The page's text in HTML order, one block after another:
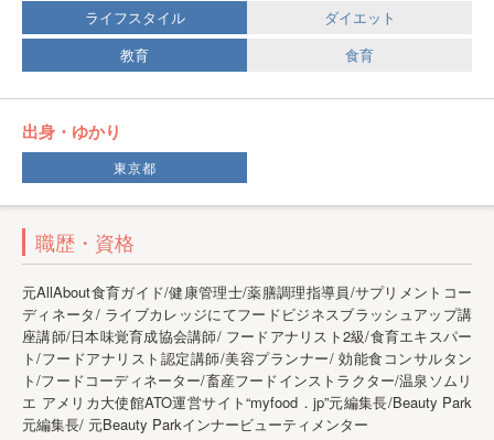
ライフスタイル
ダイエット
教育
食育
出身・ゆかり
東京都
職歴・資格
元AllAbout食育ガイド/健康管理士/薬膳調理指導員/サプリメントコー
ディネータ/ ライブカレッジにてフードビジネスブラッシュアップ講
座講師/日本味覚育成協会講師/ フードアナリスト2級/食育エキスパー
ト/フードアナリスト認定講師/美容プランナー/ 効能食コンサルタン
ト/フードコーディネーター/畜産フードインストラクター/温泉ソムリ
エ アメリカ大使館ATO運営サイト“myfood．jp”元編集長/Beauty Park
元編集長/ 元Beauty Parkインナービューティメンター